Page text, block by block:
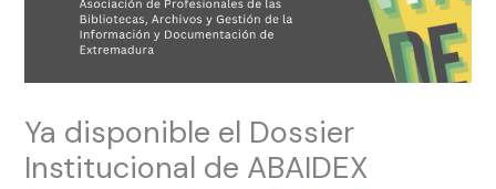
Ya disponible el Dossier
Institucional de ABAIDEX